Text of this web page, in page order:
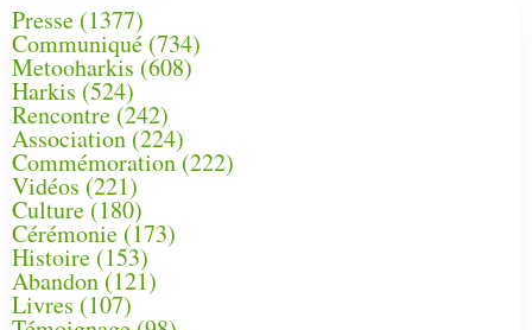
Presse (1377)
Communiqué (734)
Metooharkis (608)
Harkis (524)
Rencontre (242)
Association (224)
Commémoration(222)
Vidéos (221)
Culture(180)
Cérémonie (173)
Histoire (153)
Abandon(121)
Livres (107)